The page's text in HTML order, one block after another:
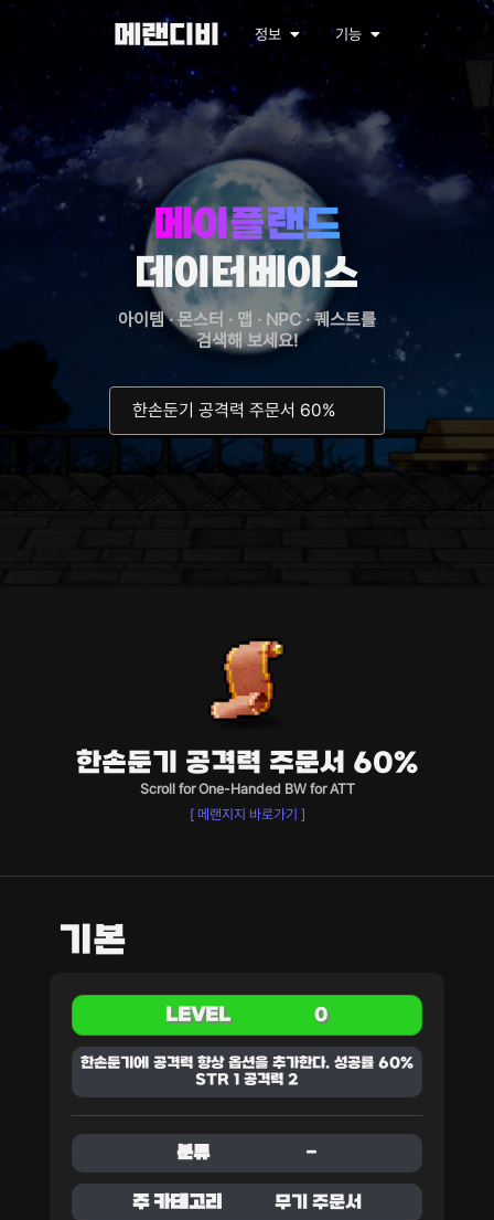
메랜디비 정보 기능
메이플랜드
데이터베이스
아이템 · 몬스터 · 맵 · NPC · 퀘스트를
검색해 보세요!
한손둔기 공격력 주문서 60%
Scroll for One-Handed BW for ATT
[ 메랜지지 바로가기 ]
기본
LEVEL 0
한손둔기에 공격력 향상 옵션을 추가한다. 성공률 60%
STR 1 공격력 2
분류 -
주 카테고리 무기 주문서